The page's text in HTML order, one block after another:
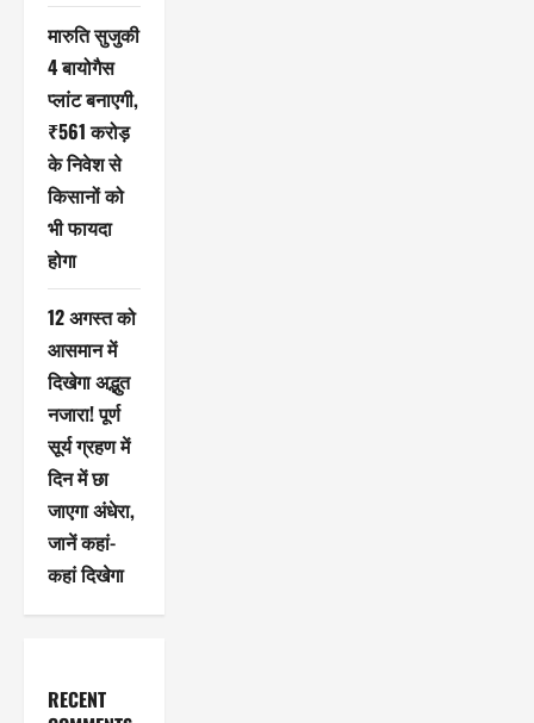
मारुति सुजुकी
4 बायोगैस
प्लांट बनाएगी,
₹561 करोड़
के निवेश से
किसानों को
भी फायदा
होगा
12 अगस्त को
आसमान में
दिखेगा अद्भुत
नजारा! पूर्ण
सूर्य ग्रहण में
दिन में छा
जाएगा अंधेरा,
जानें कहां-
कहां दिखेगा
RECENT